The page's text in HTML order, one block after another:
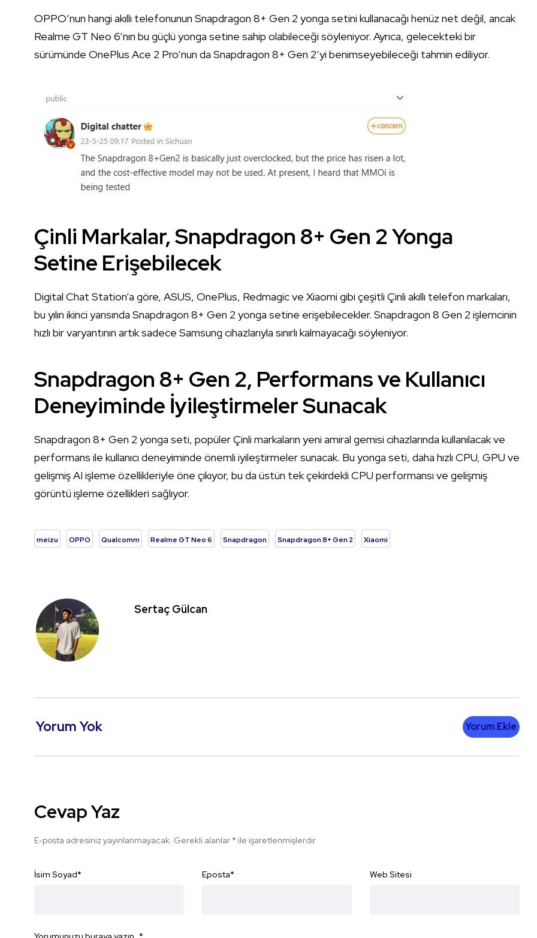
OPPO’nun hangi akıllı telefonunun Snapdragon 8+ Gen 2 yonga setini kullanacağı henüz net değil, ancak
Realme GT Neo 6’nın bu güçlü yonga setine sahip olabileceği söyleniyor. Ayrıca, gelecekteki bir
sürümünde OnePlus Ace 2 Pro’nun da Snapdragon 8+ Gen 2’yi benimseyebileceği tahmin ediliyor.
Çinli Markalar, Snapdragon 8+ Gen 2 Yonga
Setine Erişebilecek
Digital Chat Station’a göre, ASUS, OnePlus, Redmagic ve Xiaomi gibi çeşitli Çinli akıllı telefon markaları,
bu yılın ikinci yarısında Snapdragon 8+ Gen 2 yonga setine erişebilecekler. Snapdragon 8 Gen 2 işlemcinin
hızlı bir varyantının artık sadece Samsung cihazlarıyla sınırlı kalmayacağı söyleniyor.
Snapdragon 8+ Gen 2, Performans ve Kullanıcı
Deneyiminde İyileştirmeler Sunacak
Snapdragon 8+ Gen 2 yonga seti, popüler Çinli markaların yeni amiral gemisi cihazlarında kullanılacak ve
performans ile kullanıcı deneyiminde önemli iyileştirmeler sunacak. Bu yonga seti, daha hızlı CPU, GPU ve
gelişmiş AI işleme özellikleriyle öne çıkıyor, bu da üstün tek çekirdekli CPU performansı ve gelişmiş
görüntü işleme özellikleri sağlıyor.
meizu OPPO Qualcomm Realme GT Neo 6 Snapdragon Snapdragon 8+ Gen 2 Xiaomi
Sertaç Gülcan
Yorum Yok Yorum Ekle
Cevap Yaz
E-posta adresiniz yayınlanmayacak. Gerekli alanlar * ile işaretlenmişlerdir
İsim Soyad* Eposta* Web Sitesi